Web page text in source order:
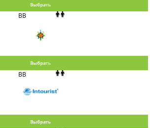
Выбрать
BB
Выбрать
BB
Выбрать